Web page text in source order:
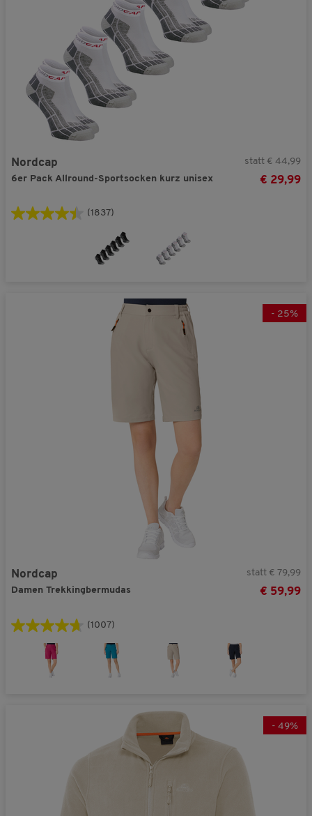
Nordcap
6er Pack Allround-Sportsocken kurz unisex
statt € 44,99
€ 29,99
(1837)
- 25%
Nordcap
Damen Trekkingbermudas
statt € 79,99
€ 59,99
(1007)
- 49%